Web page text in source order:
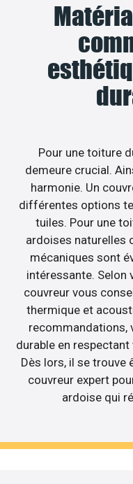
Pour une toiture
demeure crucial.
harmonie. Un
différentes options
tuiles. Pour une
ardoises naturelles
mécaniques sont
intéressante. Selon
couvreur vous
thermique et
recommandations,
durable en
Dès lors, il se trouve
couvreur expert
ardoise qui